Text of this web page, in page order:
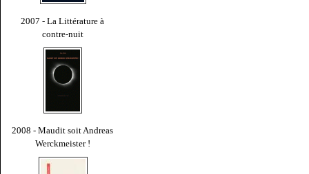
2007 - La Littérature à
contre-nuit
2008 - Maudit soit Andreas
Werckmeister !